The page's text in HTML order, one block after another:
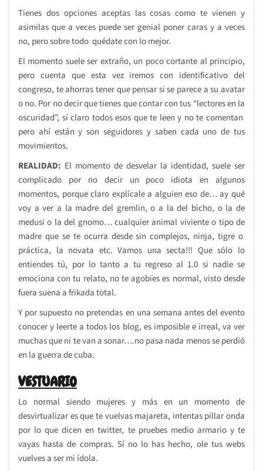
Tienes dos opciones aceptas las cosas como te vienen y
asimilas que a veces puede ser genial poner caras y a veces
no, pero sobre todo quédate con lo mejor.
El momento suele ser extraño, un poco cortante al principio,
pero cuenta que esta vez iremos con identificativo del
congreso, te ahorras tener que pensar si se parece a su avatar
o no. Por no decir que tienes que contar con tus “lectores en la
oscuridad”, sí claro todos esos que te leen y no te comentan
pero ahí están y son seguidores y saben cada uno de tus
movimientos.
REALIDAD: El momento de desvelar la identidad, suele ser
complicado por no decir un poco idiota en algunos
momentos, porque claro explícale a alguien eso de… ay qué
voy a ver a la madre del gremlin, o a la del bicho, o la de
medusi o la del gnomo… cualquier animal viviente o tipo de
madre que se te ocurra desde sin complejos, ninja, tigre o
práctica, la novata etc. Vamos una secta!!! Que sólo lo
entiendes tú, por lo tanto a tu regreso al 1.0 si nadie se
emociona con tu relato, no te agobies es normal, visto desde
fuera suena a frikada total.
Y por supuesto no pretendas en una semana antes del evento
conocer y leerte a todos los blog, es imposible e irreal, va ver
muchas que ni te van a sonar….no pasa nada menos se perdió
en la guerra de cuba.
VESTUARIO
Lo normal siendo mujeres y más en un momento de
desvirtualizar es que te vuelvas majareta, intentas pillar onda
por lo que dicen en twitter, te pruebes medio armario y te
vayas hasta de compras. Sí no lo has hecho, ole tus webs
vuelves a ser mi ídola.